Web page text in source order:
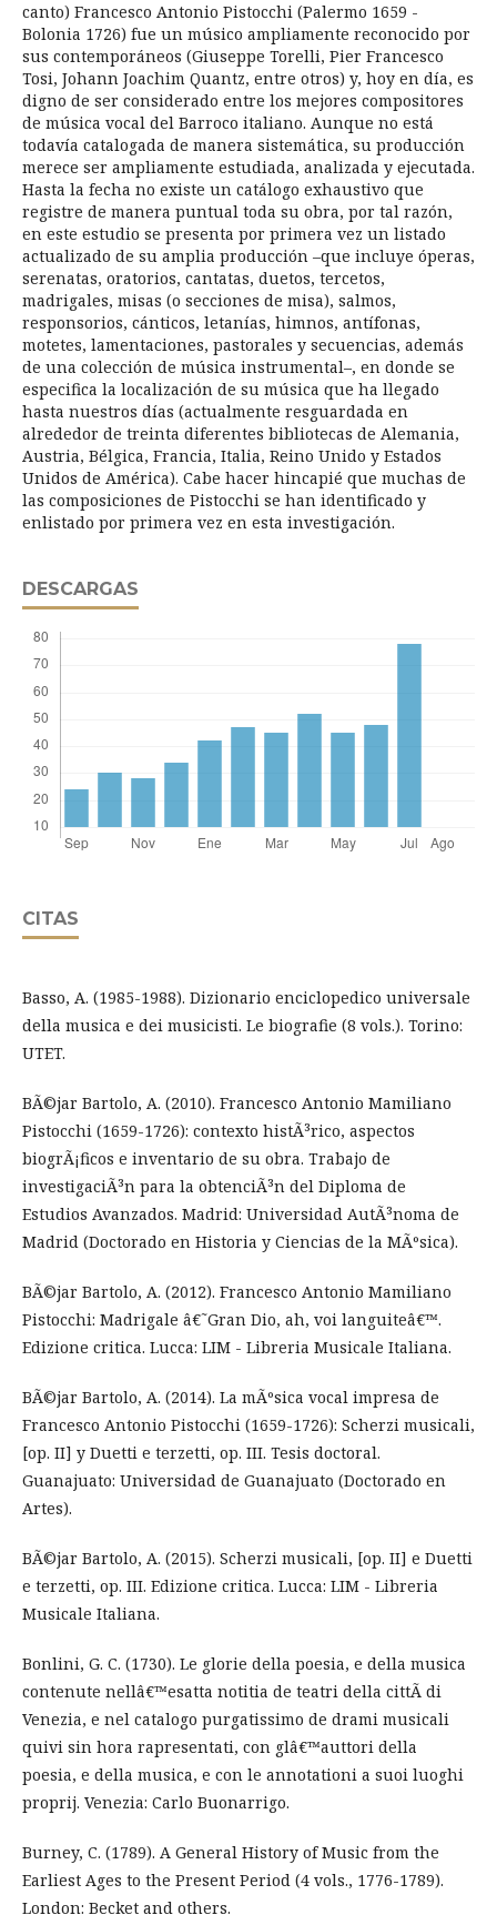
canto) Francesco Antonio Pistocchi (Palermo 1659 -
Bolonia 1726) fue un músico ampliamente reconocido por
sus contemporáneos (Giuseppe Torelli, Pier Francesco
Tosi, Johann Joachim Quantz, entre otros) y, hoy en día, es
digno de ser considerado entre los mejores compositores
de música vocal del Barroco italiano. Aunque no está
todavía catalogada de manera sistemática, su producción
merece ser ampliamente estudiada, analizada y ejecutada.
Hasta la fecha no existe un catálogo exhaustivo que
registre de manera puntual toda su obra, por tal razón,
en este estudio se presenta por primera vez un listado
actualizado de su amplia producción –que incluye óperas,
serenatas, oratorios, cantatas, duetos, tercetos,
madrigales, misas (o secciones de misa), salmos,
responsorios, cánticos, letanías, himnos, antífonas,
motetes, lamentaciones, pastorales y secuencias, además
de una colección de música instrumental–, en donde se
especifica la localización de su música que ha llegado
hasta nuestros días (actualmente resguardada en
alrededor de treinta diferentes bibliotecas de Alemania,
Austria, Bélgica, Francia, Italia, Reino Unido y Estados
Unidos de América). Cabe hacer hincapié que muchas de
las composiciones de Pistocchi se han identificado y
enlistado por primera vez en esta investigación.
DESCARGAS
CITAS
Basso, A. (1985-1988). Dizionario enciclopedico universale
della musica e dei musicisti. Le biografie (8 vols.). Torino:
UTET.
BÃ©jar Bartolo, A. (2010). Francesco Antonio Mamiliano
Pistocchi (1659-1726): contexto histÃ³rico, aspectos
biogrÃ¡ficos e inventario de su obra. Trabajo de
investigaciÃ³n para la obtenciÃ³n del Diploma de
Estudios Avanzados. Madrid: Universidad AutÃ³noma de
Madrid (Doctorado en Historia y Ciencias de la MÃºsica).
BÃ©jar Bartolo, A. (2012). Francesco Antonio Mamiliano
Pistocchi: Madrigale â€˜Gran Dio, ah, voi languiteâ€™.
Edizione critica. Lucca: LIM - Libreria Musicale Italiana.
BÃ©jar Bartolo, A. (2014). La mÃºsica vocal impresa de
Francesco Antonio Pistocchi (1659-1726): Scherzi musicali,
[op. II] y Duetti e terzetti, op. III. Tesis doctoral.
Guanajuato: Universidad de Guanajuato (Doctorado en
Artes).
BÃ©jar Bartolo, A. (2015). Scherzi musicali, [op. II] e Duetti
e terzetti, op. III. Edizione critica. Lucca: LIM - Libreria
Musicale Italiana.
Bonlini, G. C. (1730). Le glorie della poesia, e della musica
contenute nellâ€™esatta notitia de teatri della cittÃ di
Venezia, e nel catalogo purgatissimo de drami musicali
quivi sin hora rapresentati, con glâ€™auttori della
poesia, e della musica, e con le annotationi a suoi luoghi
proprij. Venezia: Carlo Buonarrigo.
Burney, C. (1789). A General History of Music from the
Earliest Ages to the Present Period (4 vols., 1776-1789).
London: Becket and others.